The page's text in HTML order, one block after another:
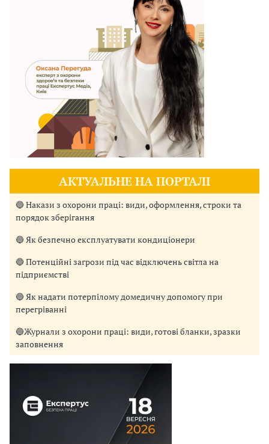
АКТУАЛЬНЕ НА ПОРТАЛІ
🔵 Накази з охорони праці: види, оформлення, строки та
порядок зберігання
🔵 Як безпечно експлуатувати кондиціонери
🔵 Потенційні загрози під час відключень світла на
підприємстві
🔵 Як надати потерпілому домедичну допомогу при
перегріванні
🔵Журнали з охорони праці: види, готові бланки, зразки
заповнення